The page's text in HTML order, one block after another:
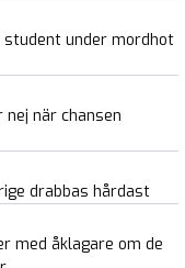
under mordhot
när chansen
drabbas hårdast
med åklagare om de